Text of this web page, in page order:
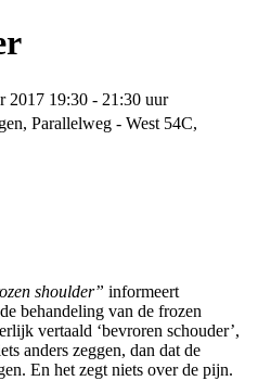
2017 19:30 - 21:30 uur
Parallelweg - West 54C,
shoulder” informeert
behandeling van de frozen
vertaald ‘bevroren schouder’,
anders zeggen, dan dat de
En het zegt niets over de pijn.